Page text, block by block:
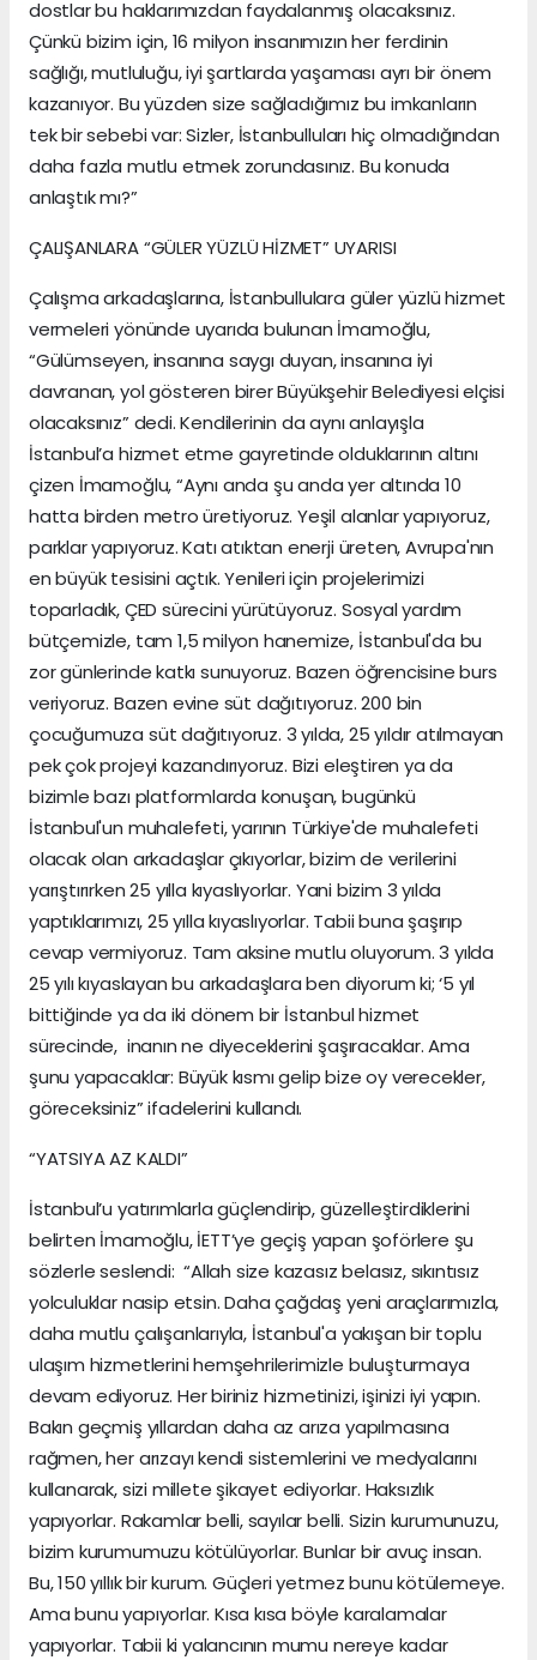
dostlar bu haklarımızdan faydalanmış olacaksınız.
Çünkü bizim için, 16 milyon insanımızın her ferdinin
sağlığı, mutluluğu, iyi şartlarda yaşaması ayrı bir önem
kazanıyor. Bu yüzden size sağladığımız bu imkanların
tek bir sebebi var: Sizler, İstanbulluları hiç olmadığından
daha fazla mutlu etmek zorundasınız. Bu konuda
anlaştık mı?”
ÇALIŞANLARA “GÜLER YÜZLÜ HİZMET” UYARISI
Çalışma arkadaşlarına, İstanbullulara güler yüzlü hizmet
vermeleri yönünde uyarıda bulunan İmamoğlu,
“Gülümseyen, insanına saygı duyan, insanına iyi
davranan, yol gösteren birer Büyükşehir Belediyesi elçisi
olacaksınız” dedi. Kendilerinin da aynı anlayışla
İstanbul’a hizmet etme gayretinde olduklarının altını
çizen İmamoğlu, “Aynı anda şu anda yer altında 10
hatta birden metro üretiyoruz. Yeşil alanlar yapıyoruz,
parklar yapıyoruz. Katı atıktan enerji üreten, Avrupa'nın
en büyük tesisini açtık. Yenileri için projelerimizi
toparladık, ÇED sürecini yürütüyoruz. Sosyal yardım
bütçemizle, tam 1,5 milyon hanemize, İstanbul'da bu
zor günlerinde katkı sunuyoruz. Bazen öğrencisine burs
veriyoruz. Bazen evine süt dağıtıyoruz. 200 bin
çocuğumuza süt dağıtıyoruz. 3 yılda, 25 yıldır atılmayan
pek çok projeyi kazandırıyoruz. Bizi eleştiren ya da
bizimle bazı platformlarda konuşan, bugünkü
İstanbul'un muhalefeti, yarının Türkiye'de muhalefeti
olacak olan arkadaşlar çıkıyorlar, bizim de verilerini
yarıştırırken 25 yılla kıyaslıyorlar. Yani bizim 3 yılda
yaptıklarımızı, 25 yılla kıyaslıyorlar. Tabii buna şaşırıp
cevap vermiyoruz. Tam aksine mutlu oluyorum. 3 yılda
25 yılı kıyaslayan bu arkadaşlara ben diyorum ki; ‘5 yıl
bittiğinde ya da iki dönem bir İstanbul hizmet
sürecinde, inanın ne diyeceklerini şaşıracaklar. Ama
şunu yapacaklar: Büyük kısmı gelip bize oy verecekler,
göreceksiniz” ifadelerini kullandı.
“YATSIYA AZ KALDI”
İstanbul’u yatırımlarla güçlendirip, güzelleştirdiklerini
belirten İmamoğlu, İETT’ye geçiş yapan şoförlere şu
sözlerle seslendi: “Allah size kazasız belasız, sıkıntısız
yolculuklar nasip etsin. Daha çağdaş yeni araçlarımızla,
daha mutlu çalışanlarıyla, İstanbul'a yakışan bir toplu
ulaşım hizmetlerini hemşehrilerimizle buluşturmaya
devam ediyoruz. Her biriniz hizmetinizi, işinizi iyi yapın.
Bakın geçmiş yıllardan daha az arıza yapılmasına
rağmen, her arızayı kendi sistemlerini ve medyalarını
kullanarak, sizi millete şikayet ediyorlar. Haksızlık
yapıyorlar. Rakamlar belli, sayılar belli. Sizin kurumunuzu,
bizim kurumumuzu kötülüyorlar. Bunlar bir avuç insan.
Bu, 150 yıllık bir kurum. Güçleri yetmez bunu kötülemeye.
Ama bunu yapıyorlar. Kısa kısa böyle karalamalar
yapıyorlar. Tabii ki yalancının mumu nereye kadar